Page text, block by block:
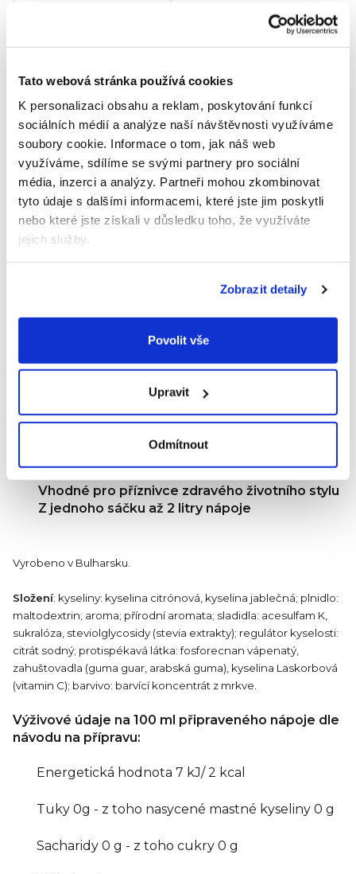
Tato webová stránka používá cookies
K personalizaci obsahu a reklam, poskytování funkcí
sociálních médií a analýze naší návštěvnosti využíváme
soubory cookie. Informace o tom, jak náš web
využíváme, sdílíme se svými partnery pro sociální
média, inzerci a analýzy. Partneři mohou zkombinovat
tyto údaje s dalšími informacemi, které jste jim poskytli
nebo které jste získali v důsledku toho, že využíváte
jejich služby.
Zobrazit detaily
Povolit vše
Upravit
Odmítnout
cena:
Do košíku
Detailní popis produktu
Nealkoholický nápoj v prášku s příchutí lesních plodů, se
sladidly. BEZ UMĚLÝCH BARVIV A AROMAT. Bolero je originální
a široce použitelná směs. Dá se mixovat s vodou, mlékem, což
je oblíbené zejména u dětí a dokonce i s alkoholem, což mají v
oblibě dospělí. Návod na přípravu: obsah sáčku rozmíchejte v
Osvěžující ovocné nápoje v praktickém balení
Neobsahuje cukr a má minimum kalorií
Bez umělých barviv a aromat
Vhodné pro příznivce zdravého životního stylu
Z jednoho sáčku až 2 litry nápoje
Vyrobeno v Bulharsku.
Složení: kyseliny: kyselina citrónová, kyselina jablečná; plnidlo:
maltodextrin; aroma; přírodní aromata; sladidla: acesulfam K,
sukralóza, steviolglycosidy (stevia extrakty); regulátor kyselosti:
citrát sodný; protispékavá látka: fosforecnan vápenatý,
zahuštovadla (guma guar, arabská guma), kyselina Laskorbová
(vitamin C); barvivo: barvící koncentrát z mrkve.
Výživové údaje na 100 ml připraveného nápoje dle
návodu na přípravu:
Energetická hodnota 7 kJ/ 2 kcal
Tuky 0g - z toho nasycené mastné kyseliny 0 g
Sacharidy 0 g - z toho cukry 0 g